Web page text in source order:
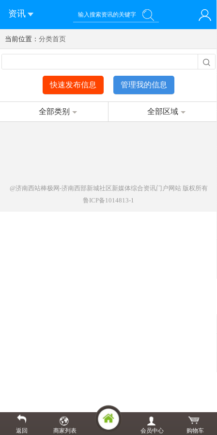
资讯
您好！欢迎来到济南西站棒极网-济南西部新城社区新媒体综
合资讯门户网站
登录 注册 微信快速登录
当前位置： 分类首页
快速发布信息 管理我的信息
全部类别 全部区域
@济南西站棒极网-济南西部新城社区新媒体综合资讯门户网站版权所有
鲁ICP备1014813-1
返回 商家列表 会员中心 购物车